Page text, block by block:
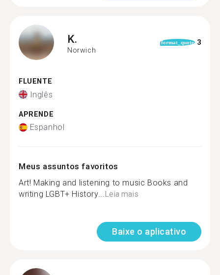
K.
Norwich
format_quote 3
FLUENTE
Inglês
APRENDE
Espanhol
Meus assuntos favoritos
Art! Making and listening to music Books and
writing LGBT+ History...Leia mais
Baixe o aplicativo